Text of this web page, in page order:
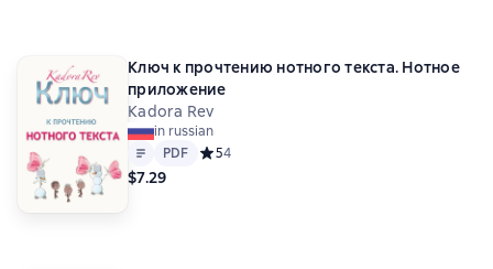
Ключ к прочтению нотного текста. Нотное
приложение
Kadora Rev
in russian
Text
PDF
PDF Средний рейтинг 5 на основе 4 оценок
54
$7.29